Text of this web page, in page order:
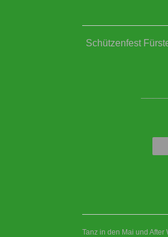
Schützenfest
Tanz in den Mai und After